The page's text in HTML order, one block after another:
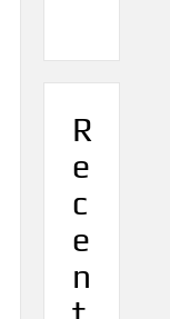
R
e
c
e
n